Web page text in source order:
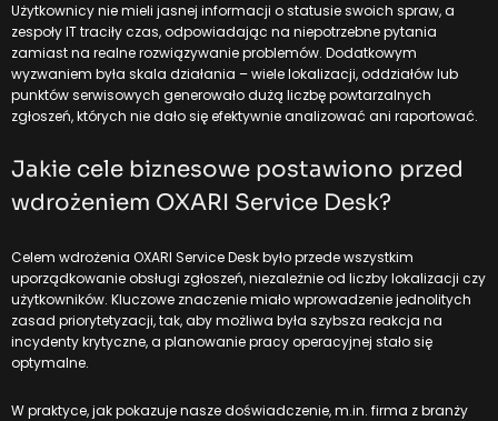
Użytkownicy nie mieli jasnej informacji o statusie swoich spraw, a
zespoły IT traciły czas, odpowiadając na niepotrzebne pytania
zamiast na realne rozwiązywanie problemów. Dodatkowym
wyzwaniem była skala działania – wiele lokalizacji, oddziałów lub
punktów serwisowych generowało dużą liczbę powtarzalnych
zgłoszeń, których nie dało się efektywnie analizować ani raportować.
Jakie cele biznesowe postawiono przed
wdrożeniem OXARI Service Desk?
Celem wdrożenia OXARI Service Desk było przede wszystkim
uporządkowanie obsługi zgłoszeń, niezależnie od liczby lokalizacji czy
użytkowników. Kluczowe znaczenie miało wprowadzenie jednolitych
zasad priorytetyzacji, tak, aby możliwa była szybsza reakcja na
incydenty krytyczne, a planowanie pracy operacyjnej stało się
optymalne.
W praktyce, jak pokazuje nasze doświadczenie, m.in. firma z branży